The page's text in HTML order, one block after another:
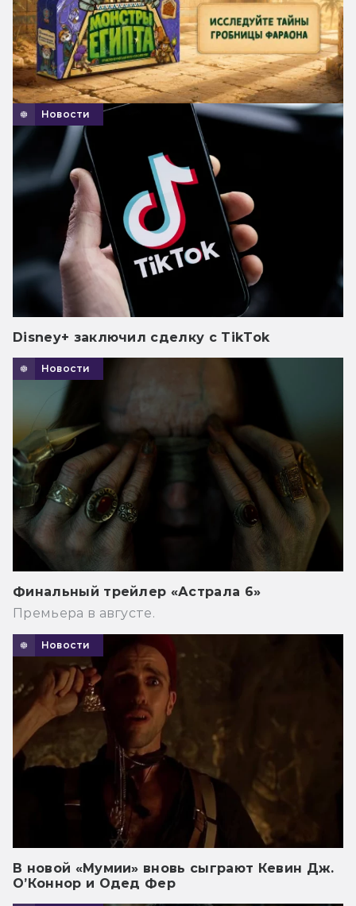
Новости
Disney+ заключил сделку с TikTok
Новости
Финальный трейлер «Астрала 6»
Премьера в августе.
Новости
В новой «Мумии» вновь сыграют Кевин Дж.
О’Коннор и Одед Фер